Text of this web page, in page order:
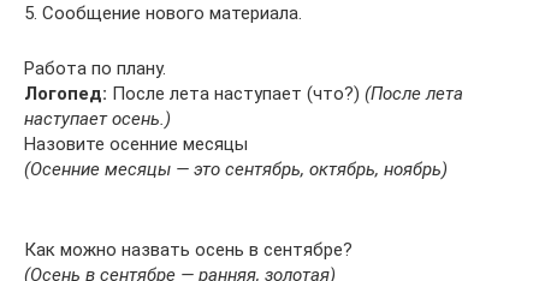
5. Сообщение нового материала.
Работа по плану.
Логопед: После лета наступает (что?) (После лета
наступает осень.)
Назовите осенние месяцы
(Осенние месяцы — это сентябрь, октябрь, ноябрь)
Как можно назвать осень в сентябре?
(Осень в сентябре — ранняя, золотая)